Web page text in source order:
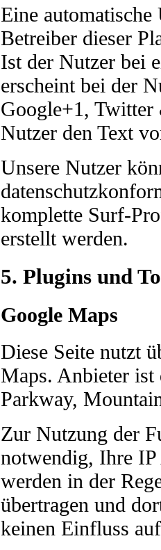
Eine
Betreiber dieser
Ist der Nutzer bei
erscheint bei der
Google+1, Twitter
Nutzer den Text
Unsere Nutzer
komplette Surf-
erstellt werden.
5. Plugins und
Google Maps
Diese Seite nutzt
Maps. Anbieter
Parkway,
Zur Nutzung der
notwendig, Ihre IP
werden in der
übertragen und
keinen Einfluss